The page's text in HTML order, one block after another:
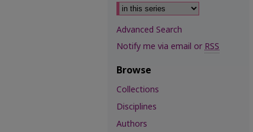
Advanced Search
Notify me via email orRSS
Browse
Collections
Disciplines
Authors